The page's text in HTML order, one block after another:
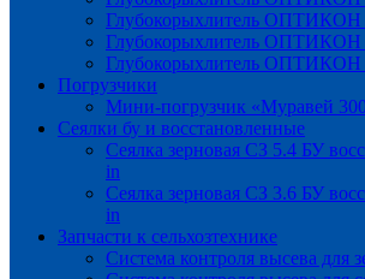
Глубокорыхлитель ОПТИКОН
Глубокорыхлитель ОПТИКОН
Глубокорыхлитель ОПТИКОН
Погрузчики
Мини-погрузчик «Муравей
Сеялки бу и восстановленные
Сеялка зерновая СЗ 5.4 БУ
in
Сеялка зерновая СЗ 3.6 БУ
in
Запчасти к сельхозтехнике
Система контроля высева для